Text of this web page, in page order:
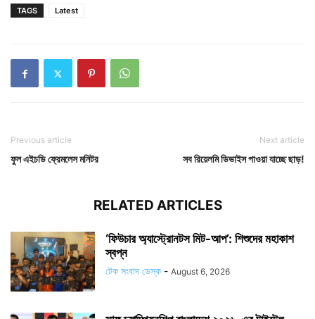
TAGS Latest
Previous article
ফুল এইচডি ফ্রেমলেস মনিটর
Next article
সব রিয়েলমি ডিভাইস পাওয়া যাচ্ছে ছাড়!
RELATED ARTICLES
‘ফিউচার অ্যাস্ট্রোনটস মিট-আপ’: শিশুদের মহাকাশ
স্বপ্ন
টেক সংবাদ ডেস্ক - August 6, 2026